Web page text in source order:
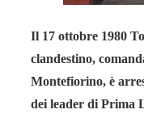
Il 17 ottobre 1980
clandestino,
Montefiorino, è
dei leader di Prima